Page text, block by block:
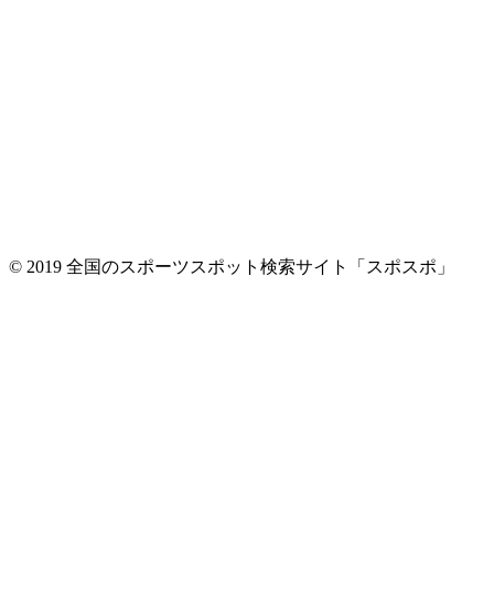
© 2019 全国のスポーツスポット検索サイト「スポスポ」